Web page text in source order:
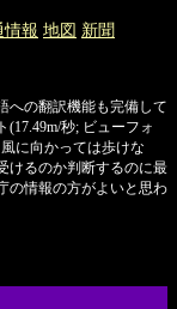
情報 地図 新聞
への翻訳機能も完備して
秒; ビューフォ
に向かっては歩けな
けるのか判断するのに最
の情報の方がよいと思わ